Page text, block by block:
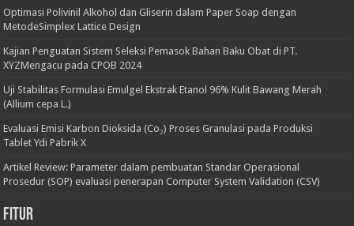
Optimasi Polivinil Alkohol dan Gliserin dalam Paper Soap dengan
MetodeSimplex Lattice Design
Kajian Penguatan Sistem Seleksi Pemasok Bahan Baku Obat di PT.
XYZMengacu pada CPOB 2024
Uji Stabilitas Formulasi Emulgel Ekstrak Etanol 96% Kulit Bawang Merah
(Allium cepa L.)
Evaluasi Emisi Karbon Dioksida (Co₂) Proses Granulasi pada Produksi
Tablet Ydi Pabrik X
Artikel Review: Parameter dalam pembuatan Standar Operasional
Prosedur (SOP) evaluasi penerapan Computer System Validation (CSV)
Fitur